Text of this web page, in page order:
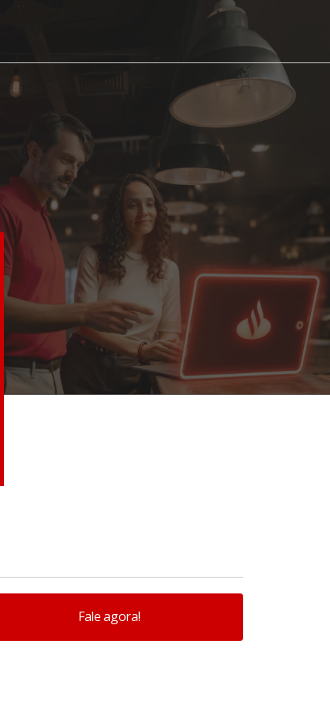
Fale agora!